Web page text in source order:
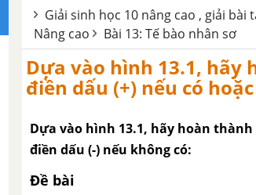
Giải sinh học 10 nâng cao , giải
Nâng cao
Bài 13: Tế bào nhân sơ
Dựa vào hình 13.1, hãy
điền dấu (+) nếu có
Dựa vào hình 13.1, hãy hoàn thành
điền dấu (-) nếu không có:
Đề bài